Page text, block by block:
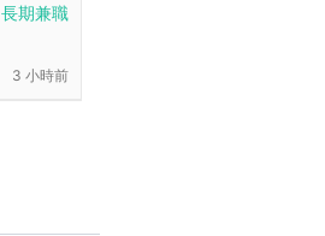
長期兼職
3 小時前